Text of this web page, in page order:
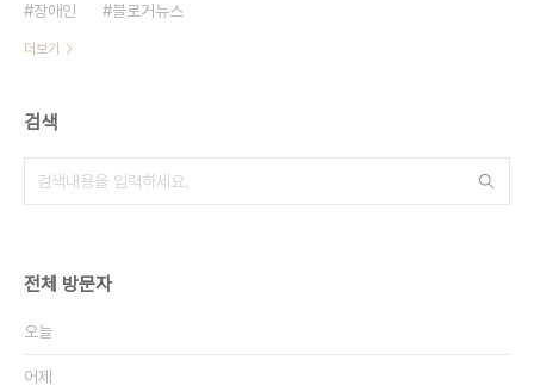
장애인
블로거뉴스
더보기
검색
전체 방문자
오늘
어제